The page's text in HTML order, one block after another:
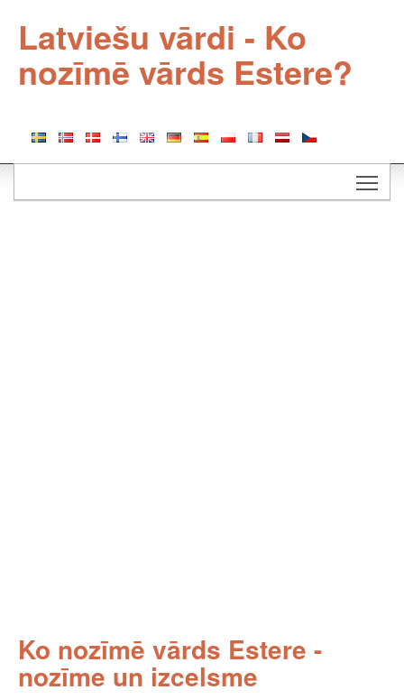
Latviešu vārdi - Ko
nozīmē vārds Estere?
Ko nozīmē vārds Estere -
nozīme un izcelsme